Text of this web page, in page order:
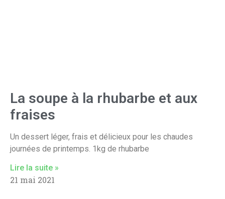
La soupe à la rhubarbe et aux
fraises
Un dessert léger, frais et délicieux pour les chaudes
journées de printemps. 1kg de rhubarbe
Lire la suite »
21 mai 2021